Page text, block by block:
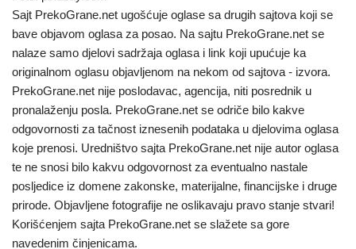
Sajt PrekoGrane.net ugošćuje oglase sa drugih sajtova koji se
bave objavom oglasa za posao. Na sajtu PrekoGrane.net se
nalaze samo djelovi sadržaja oglasa i link koji upućuje ka
originalnom oglasu objavljenom na nekom od sajtova - izvora.
PrekoGrane.net nije poslodavac, agencija, niti posrednik u
pronalaženju posla. PrekoGrane.net se odriče bilo kakve
odgovornosti za tačnost iznesenih podataka u djelovima oglasa
koje prenosi. Uredništvo sajta PrekoGrane.net nije autor oglasa
te ne snosi bilo kakvu odgovornost za eventualno nastale
posljedice iz domene zakonske, materijalne, financijske i druge
prirode. Objavljene fotografije ne oslikavaju pravo stanje stvari!
Korišćenjem sajta PrekoGrane.net se slažete sa gore
navedenim činjenicama.